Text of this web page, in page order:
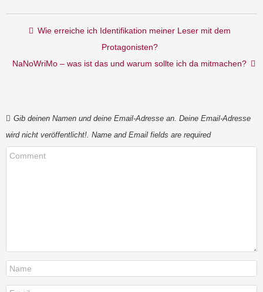
Post navigation
Wie erreiche ich Identifikation meiner Leser mit dem
Protagonisten?
NaNoWriMo – was ist das und warum sollte ich da mitmachen?
Gib deinen Namen und deine Email-Adresse an. Deine Email-Adresse
wird nicht veröffentlicht!. Name and Email fields are required